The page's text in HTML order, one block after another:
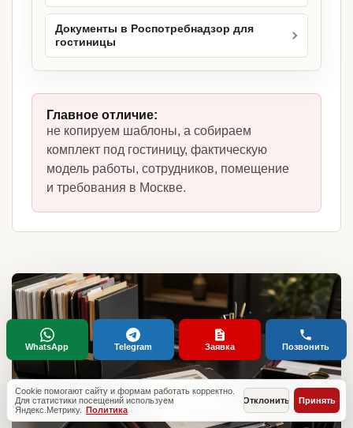
Документы в Роспотребнадзор для
гостиницы
Главное отличие:
не копируем шаблоны, а собираем
комплект под гостиницу, фактическую
модель работы, сотрудников, помещение
и требования в Москве.
Cookie помогают сайту и формам работать корректно.
Для статистики посещений используем
Яндекс.Метрику. Политика
Отклонить Принять
WhatsApp Telegram Заявка Позвонить